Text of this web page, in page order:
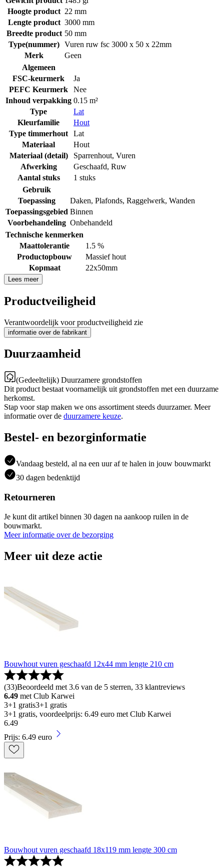
Hoogte product 22 mm
Lengte product 3000 mm
Breedte product 50 mm
Type(nummer) Vuren ruw fsc 3000 x 50 x 22mm
Merk
Geen
Algemeen
FSC-keurmerk
Ja
PEFC Keurmerk
Nee
Inhoud verpakking 0.15 m²
Type
Lat
Kleurfamilie
Hout
Type timmerhout
Lat
Materiaal
Hout
Materiaal (detail)
Sparrenhout, Vuren
Afwerking
Geschaafd, Ruw
Aantal stuks
1 stuks
Gebruik
Toepassing
Daken, Plafonds, Raggelwerk, Wanden
Toepassingsgebied Binnen
Voorbehandeling Onbehandeld
Technische kenmerken
Maattolerantie
1.5 %
Productopbouw
Massief hout
Kopmaat
22x50mm
Lees meer
Productveiligheid
Verantwoordelijk voor productveiligheid zie
informatie over de fabrikant
Duurzaamheid
(Gedeeltelijk) Duurzamere grondstoffen
Dit product bestaat voornamelijk uit grondstoffen met een duurzame
herkomst.
Stap voor stap maken we ons assortiment steeds duurzamer. Meer
informatie over de duurzamere keuze.
Bestel- en bezorginformatie
Vandaag besteld, al na een uur af te halen in jouw bouwmarkt
30 dagen bedenktijd
Retourneren
Je kunt dit artikel binnen 30 dagen na aankoop ruilen in de
bouwmarkt.
Meer informatie over de bezorging
Meer uit deze actie
Bouwhout vuren geschaafd 12x44 mm lengte 210 cm
(33)Beoordeeld met 3.6 van de 5 sterren, 33 klantreviews
6.49 met Club Karwei
3+1 gratis3+1 gratis
3+1 gratis, voordeelprijs: 6.49 euro met Club Karwei
6.49
Prijs: 6.49 euro
Bouwhout vuren geschaafd 18x119 mm lengte 300 cm